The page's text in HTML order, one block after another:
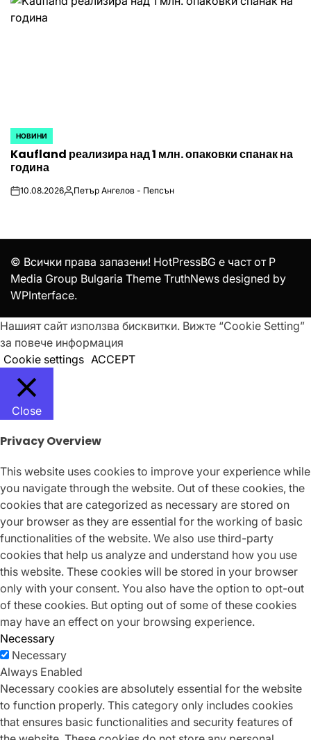
POSTED
IN
НОВИНИ
Kaufland реализира над 1 млн. опаковки спанак на
година
on10.08.2026PostedПетър Ангелов - Пепсън
© Всички права запазени! HotPressBG е част от P
Media Group Bulgaria Theme TruthNews designed by
WPInterface.
Нашият сайт използва бисквитки. Вижте “Cookie Setting”
за повече информация
Cookie settings ACCEPT
Close
Privacy Overview
This website uses cookies to improve your experience while
you navigate through the website. Out of these cookies, the
cookies that are categorized as necessary are stored on
your browser as they are essential for the working of basic
functionalities of the website. We also use third-party
cookies that help us analyze and understand how you use
this website. These cookies will be stored in your browser
only with your consent. You also have the option to opt-out
of these cookies. But opting out of some of these cookies
may have an effect on your browsing experience.
Necessary
Necessary
Always Enabled
Necessary cookies are absolutely essential for the website
to function properly. This category only includes cookies
that ensures basic functionalities and security features of